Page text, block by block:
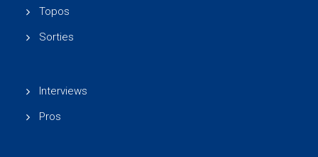
Topos
Sorties
Interviews
Pros